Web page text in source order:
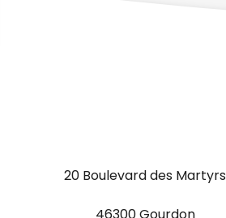
20 Boulevard des Martyrs
46300 Gourdon